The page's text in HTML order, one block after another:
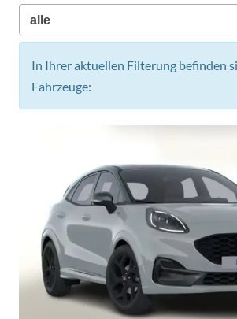
In Ihrer aktuellen Filterung befinden
Fahrzeuge: